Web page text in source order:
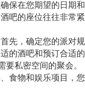
保在您期望的日期和
吧的座位往往非常紧
先，确定您的派对规
的酒吧和预订合适的
私密空间的聚会。
食物和娱乐项目，您